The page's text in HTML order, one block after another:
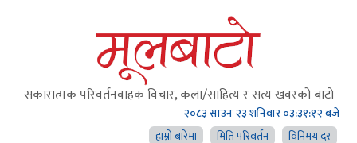
सकारात्मक परिवर्तनवाहक विचार, कला/साहित्य र सत्य खवरको बाटाे
२०८३ साउन २३ शनिवार०३:३१:१३ बजे
हाम्राे बारेमा
मिति परिवर्तन विनिमय दर